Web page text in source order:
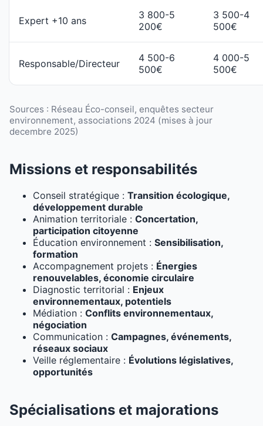
Expert +10 ans
3 800-5
200€
3 500-4
500€
Responsable/Directeur
4 500-6
500€
4 000-5
500€
Sources : Réseau Éco-conseil, enquêtes secteur
environnement, associations 2024 (mises à jour
decembre 2025)
Missions et responsabilités
Conseil stratégique : Transition écologique,
développement durable
Animation territoriale : Concertation,
participation citoyenne
Éducation environnement : Sensibilisation,
formation
Accompagnement projets : Énergies
renouvelables, économie circulaire
Diagnostic territorial : Enjeux
environnementaux, potentiels
Médiation : Conflits environnementaux,
négociation
Communication : Campagnes, événements,
réseaux sociaux
Veille réglementaire : Évolutions législatives,
opportunités
Spécialisations et majorations